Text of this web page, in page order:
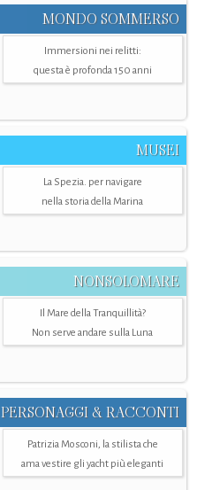
MONDO SOMMERSO
Immersioni nei relitti:
questa è profonda 150 anni
MUSEI
La Spezia. per navigare
nella storia della Marina
NONSOLOMARE
Il Mare della Tranquillità?
Non serve andare sulla Luna
PERSONAGGI & RACCONTI
Patrizia Mosconi, la stilista che
ama vestire gli yacht più eleganti